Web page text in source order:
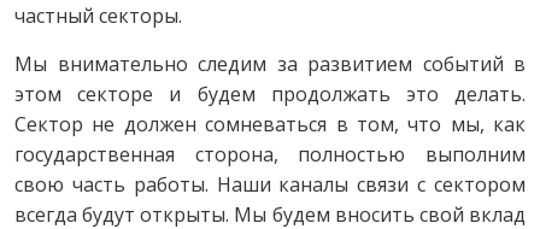
частный секторы.
Мы внимательно следим за развитием событий в
этом секторе и будем продолжать это делать.
Сектор не должен сомневаться в том, что мы, как
государственная сторона, полностью выполним
свою часть работы. Наши каналы связи с сектором
всегда будут открыты. Мы будем вносить свой вклад